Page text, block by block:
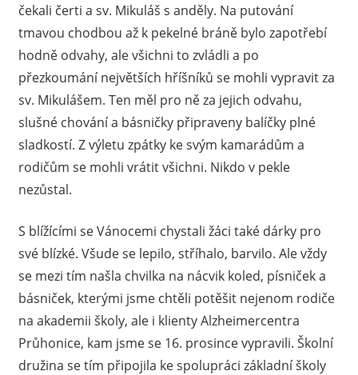
čekali čerti a sv. Mikuláš s anděly. Na putování
tmavou chodbou až k pekelné bráně bylo zapotřebí
hodně odvahy, ale všichni to zvládli a po
přezkoumání největších hříšníků se mohli vypravit za
sv. Mikulášem. Ten měl pro ně za jejich odvahu,
slušné chování a básničky připraveny balíčky plné
sladkostí. Z výletu zpátky ke svým kamarádům a
rodičům se mohli vrátit všichni. Nikdo v pekle
nezůstal.
S blížícími se Vánocemi chystali žáci také dárky pro
své blízké. Všude se lepilo, stříhalo, barvilo. Ale vždy
se mezi tím našla chvilka na nácvik koled, písniček a
básniček, kterými jsme chtěli potěšit nejenom rodiče
na akademii školy, ale i klienty Alzheimercentra
Průhonice, kam jsme se 16. prosince vypravili. Školní
družina se tím připojila ke spolupráci základní školy